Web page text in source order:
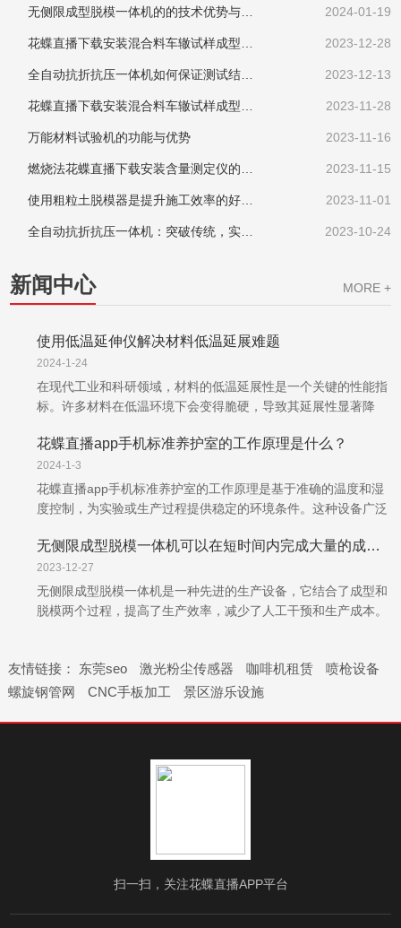
2024-01-19
2023-12-28
2023-12-13
2023-11-28
2023-11-16
万能材料试验机的功能与优势
2023-11-15
2023-11-01
2023-10-24
新闻中心 MORE +
使用低温延伸仪解决材料低温延展难题
2024-1-24
在现代工业和科研领域，材料的低温延展性是一个关键的性能指
标。许多材料在低温环境下会变得脆硬，导致其延展性显著降
延伸仪应运而生，为材料科学家提供了一种有效的工具来研究材
料的低温延展性。低...
花蝶直播app手机标准养护室的工作原理是什么？
2024-1-3
花蝶直播app手机标准养护室的工作原理是基于准确的温度和湿
度控制，为实验或生产过程提供稳定的环境条件。这种设备广泛
结果的准确性和稳定性。养护室的核心是控制系统。该系统通过
温度和湿度传感器持续监测...
无侧限成型脱模一体机可以在短时间内完成大量的成型和脱模工作
2023-12-27
无侧限成型脱模一体机是一种先进的生产设备，它结合了成型和
脱模两个过程，提高了生产效率，减少了人工干预和生产成本。
大量的成型和脱模...
友情链接： 东莞seo 激光粉尘传感器 咖啡机租赁
喷枪设备
螺旋钢管网
CNC手板加工 景区游乐设施
扫一扫，关注花蝶直播APP平台